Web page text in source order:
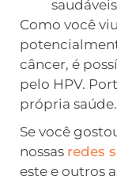
Como você
câncer, é
pelo HPV.
própria saúde.
Se você
nossas redes
este e outros